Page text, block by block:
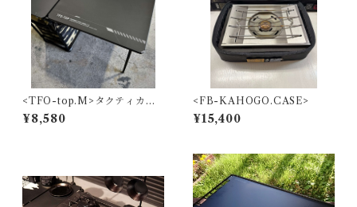
<TFO-top.M>タクティカル
フィールドオフィスTOP.Mサ
イズ
¥8,580
<FB-KAHOGO.CASE>
¥15,400